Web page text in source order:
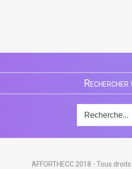
AFFORTHECC 2018 - Tous